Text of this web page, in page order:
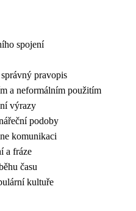
spojení
pravopis
a neformálním použitím
výrazy
podoby
komunikaci
a fráze
času
kultuře